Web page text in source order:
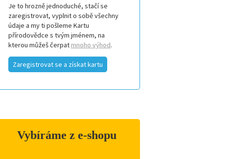
Je to hrozně jednoduché, stačí se
zaregistrovat, vyplnit o sobě všechny
údaje a my ti pošleme Kartu
přírodovědce s tvým jménem, na
kterou můžeš čerpat mnoho výhod.
Zaregistrovat se a získat kartu
Vybíráme z e-shopu